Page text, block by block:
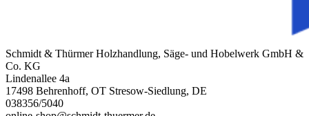
Schmidt & Thürmer Holzhandlung, Säge- und Hobelwerk GmbH &
Co. KG
Lindenallee 4a
17498 Behrenhoff, OT Stresow-Siedlung, DE
038356/5040